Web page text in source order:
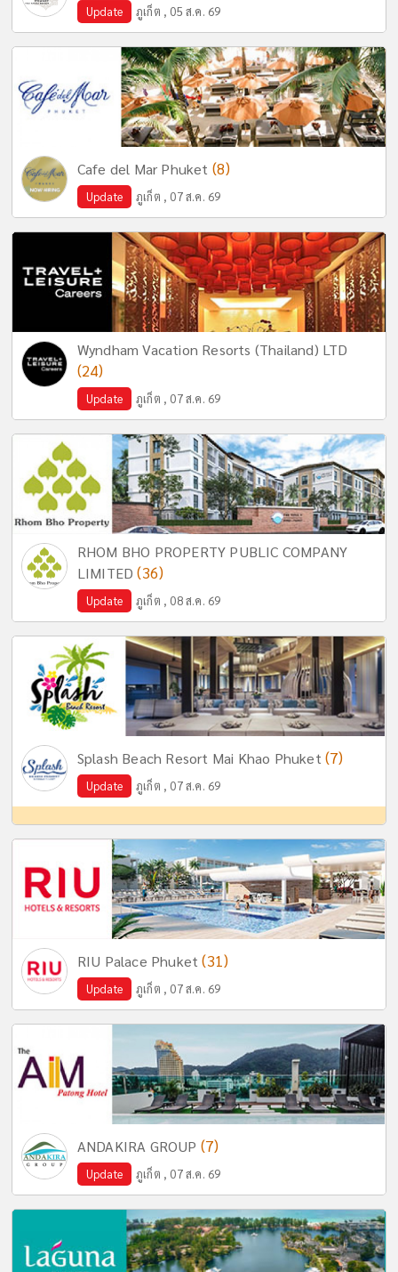
Update ภูเก็ต , 05 ส.ค. 69
Cafe del Mar Phuket (8)
Update ภูเก็ต , 07 ส.ค. 69
Wyndham Vacation Resorts (Thailand) LTD
(24)
Update ภูเก็ต , 07 ส.ค. 69
RHOM BHO PROPERTY PUBLIC COMPANY
LIMITED(36)
Update ภูเก็ต , 08 ส.ค. 69
Splash Beach Resort Mai Khao Phuket (7)
Update ภูเก็ต , 07 ส.ค. 69
RIU Palace Phuket(31)
Update ภูเก็ต , 07 ส.ค. 69
ANDAKIRA GROUP (7)
Update ภูเก็ต , 07 ส.ค. 69